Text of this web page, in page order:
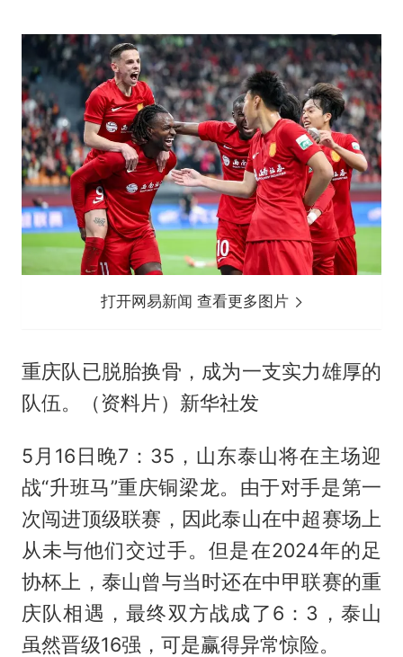
打开网易新闻 查看更多图片
重庆队已脱胎换骨，成为一支实力雄厚的
队伍。（资料片）新华社发
5月16日晚7：35，山东泰山将在主场迎
战“升班马”重庆铜梁龙。由于对手是第一
次闯进顶级联赛，因此泰山在中超赛场上
从未与他们交过手。但是在2024年的足
协杯上，泰山曾与当时还在中甲联赛的重
庆队相遇，最终双方战成了6：3，泰山
虽然晋级16强，可是赢得异常惊险。